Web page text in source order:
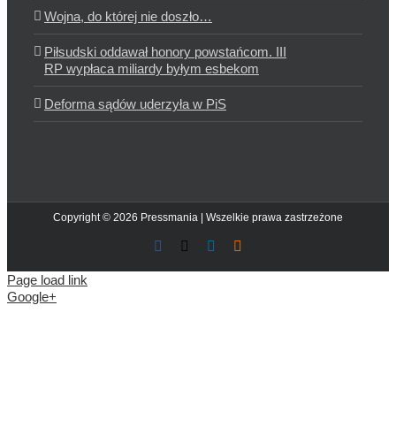
Wojna, do której nie doszło…
Piłsudski oddawał honory powstańcom. III
RP wypłaca miliardy byłym esbekom
Deforma sądów uderzyła w PiS
Copyright © 2026 Pressmania | Wszelkie prawa zastrzeżone
Facebook LinkedIn
Page load link
Google+